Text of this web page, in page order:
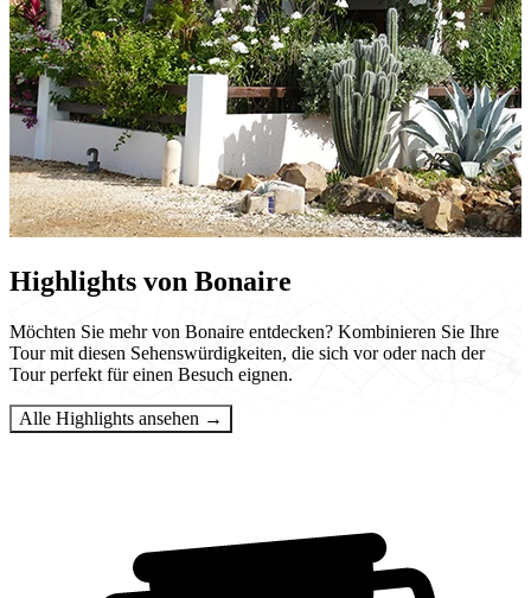
Highlights von Bonaire
Möchten Sie mehr von Bonaire entdecken? Kombinieren Sie Ihre
Tour mit diesen Sehenswürdigkeiten, die sich vor oder nach der
Tour perfekt für einen Besuch eignen.
Alle Highlights ansehen →